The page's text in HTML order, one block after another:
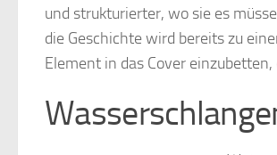
und strukturierter, wo sie es
die Geschichte wird bereits zu
Element in das Cover